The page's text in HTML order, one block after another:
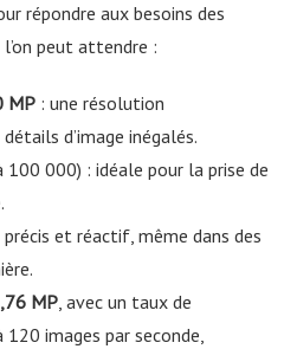
répondre aux besoins des
peut attendre :
MP: une résolution
d’image inégalés.
100 000) : idéale pour la prise de
et réactif, même dans des
MP, avec un taux de
images par seconde,